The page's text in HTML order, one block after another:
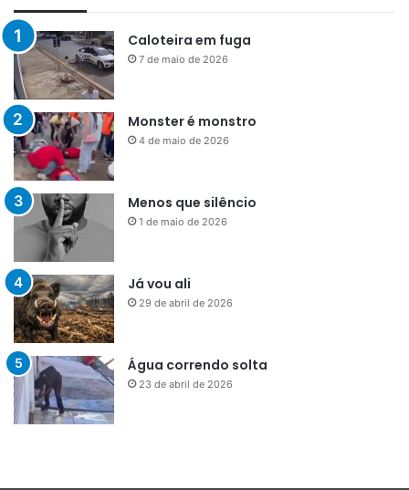
Caloteira em fuga
7 de maio de 2026
Monster é monstro
4 de maio de 2026
Menos que silêncio
1 de maio de 2026
Já vou ali
29 de abril de 2026
Água correndo solta
23 de abril de 2026